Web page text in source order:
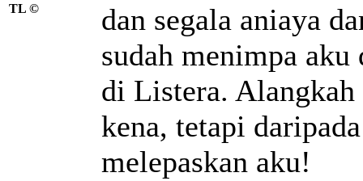
TL ©
dan segala aniaya
sudah menimpa
di Listera. Alangkah
kena, tetapi
melepaskan aku!